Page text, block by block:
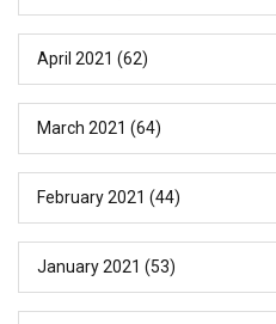
April 2021 (62)
March 2021 (64)
February 2021 (44)
January 2021 (53)